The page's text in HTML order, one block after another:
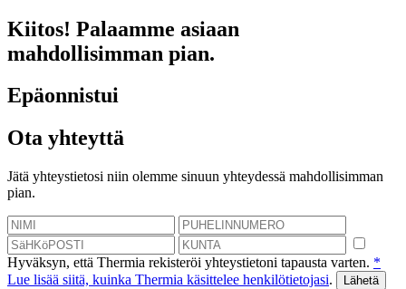
Kiitos! Palaamme asiaan
mahdollisimman pian.
Epäonnistui
Ota yhteyttä
Jätä yhteystietosi niin olemme sinuun yhteydessä mahdollisimman
pian.
Hyväksyn, että Thermia rekisteröi yhteystietoni tapausta varten. *
Lue lisää siitä, kuinka Thermia käsittelee henkilötietojasi.